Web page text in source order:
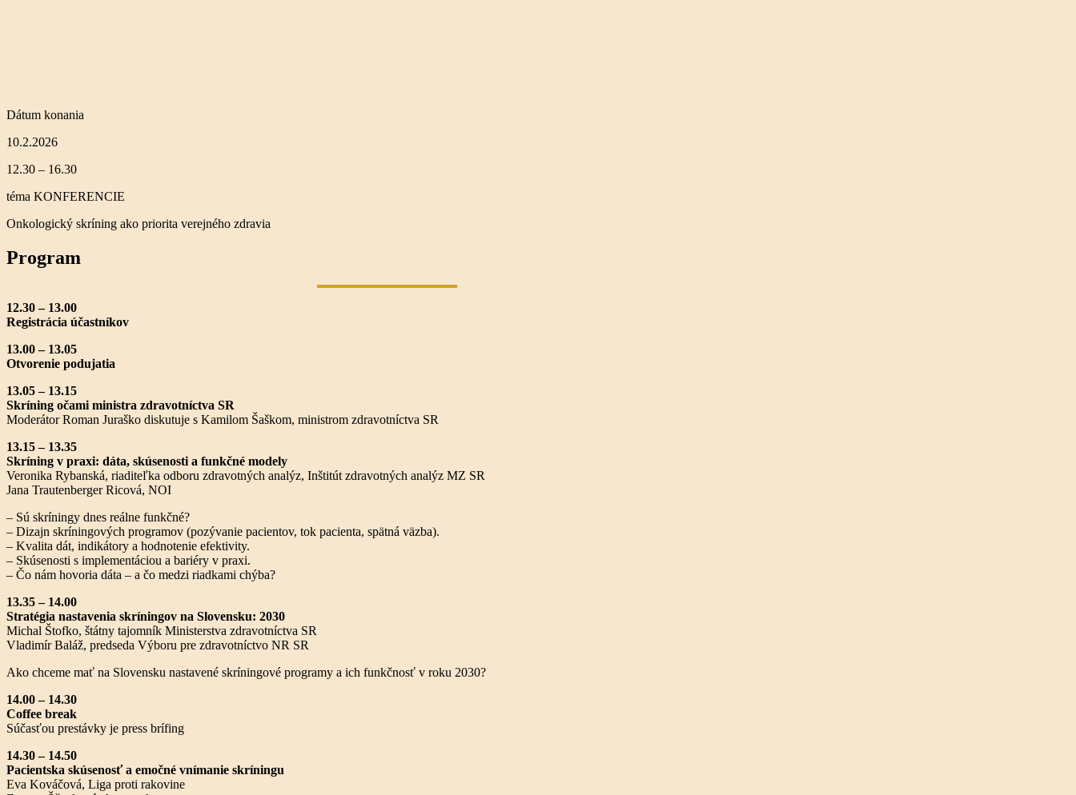
Dátum konania
10.2.2026
12.30 – 16.30
téma KONFERENCIE
Onkologický skríning ako priorita verejného zdravia
Program
12.30 – 13.00
Registrácia účastníkov
13.00 – 13.05
Otvorenie podujatia
13.05 – 13.15
Skríning očami ministra zdravotníctva SR
Moderátor Roman Juraško diskutuje s Kamilom Šaškom, ministrom zdravotníctva SR
13.15 – 13.35
Skríning v praxi: dáta, skúsenosti a funkčné modely
Veronika Rybanská, riaditeľka odboru zdravotných analýz, Inštitút zdravotných analýz MZ SR
Jana Trautenberger Ricová, NOI
– Sú skríningy dnes reálne funkčné?
– Dizajn skríningových programov (pozývanie pacientov, tok pacienta, spätná väzba).
– Kvalita dát, indikátory a hodnotenie efektivity.
– Skúsenosti s implementáciou a bariéry v praxi.
– Čo nám hovoria dáta – a čo medzi riadkami chýba?
13.35 – 14.00
Stratégia nastavenia skríningov na Slovensku: 2030
Michal Štofko, štátny tajomník Ministerstva zdravotníctva SR
Vladimír Baláž, predseda Výboru pre zdravotníctvo NR SR
Ako chceme mať na Slovensku nastavené skríningové programy a ich funkčnosť v roku 2030?
14.00 – 14.30
Coffee break
Súčasťou prestávky je press brífing
14.30 – 14.50
Pacientska skúsenosť a emočné vnímanie skríningu
Eva Kováčová, Liga proti rakovine